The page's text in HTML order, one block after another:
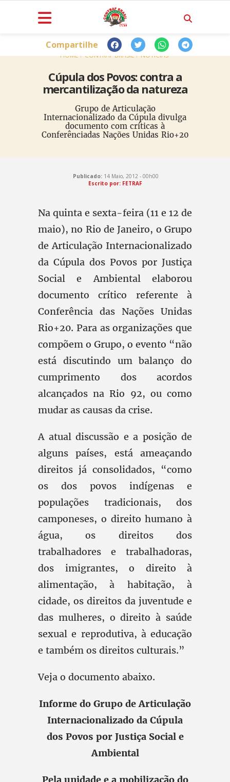
HOME CONTRAF BRASIL NOTÍCIAS
Cúpula dos Povos: contra a
mercantilização da natureza
Grupo de Articulação
Internacionalizado da Cúpula divulga
documento com críticas à
Conferênciadas Nações Unidas Rio+20
Compartilhe
Publicado: 14 Maio, 2012 - 00h00
Escrito por: FETRAF
Na quinta e sexta-feira (11 e 12 de
maio), no Rio de Janeiro, o Grupo
de Articulação Internacionalizado
da Cúpula dos Povos por Justiça
Social e Ambiental elaborou
documento crítico referente à
Conferência das Nações Unidas
Rio+20. Para as organizações que
compõem o Grupo, o evento “não
está discutindo um balanço do
cumprimento dos acordos
alcançados na Rio 92, ou como
mudar as causas da crise.
A atual discussão e a posição de
alguns países, está ameaçando
direitos já consolidados, “como
os dos povos indígenas e
populações tradicionais, dos
camponeses, o direito humano à
água, os direitos dos
trabalhadores e trabalhadoras,
dos imigrantes, o direito à
alimentação, à habitação, à
cidade, os direitos da juventude e
das mulheres, o direito à saúde
sexual e reprodutiva, à educação
e também os direitos culturais.”
Veja o documento abaixo.
Informe do Grupo de Articulação
Internacionalizado da Cúpula
dos Povos por Justiça Social e
Ambiental